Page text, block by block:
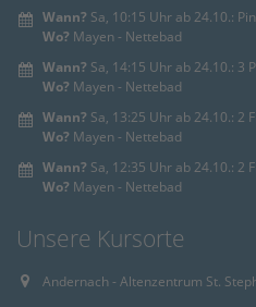
Wann? Sa, 10:15 Uhr ab 24.10.:
Wo? Mayen - Nettebad
Wann? Sa, 14:15 Uhr ab 24.10.: 3
Wo? Mayen - Nettebad
Wann? Sa, 13:25 Uhr ab 24.10.: 2
Wo? Mayen - Nettebad
Wann? Sa, 12:35 Uhr ab 24.10.: 2
Wo? Mayen - Nettebad
Unsere Kursorte
Andernach - Altenzentrum St.